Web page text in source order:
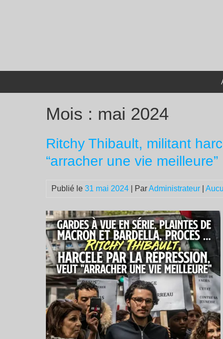
Mois : mai 2024
Ritchy Thibault, militant
“arracher une vie meilleure”
Publié le 31 mai 2024 | ParAdministrateur